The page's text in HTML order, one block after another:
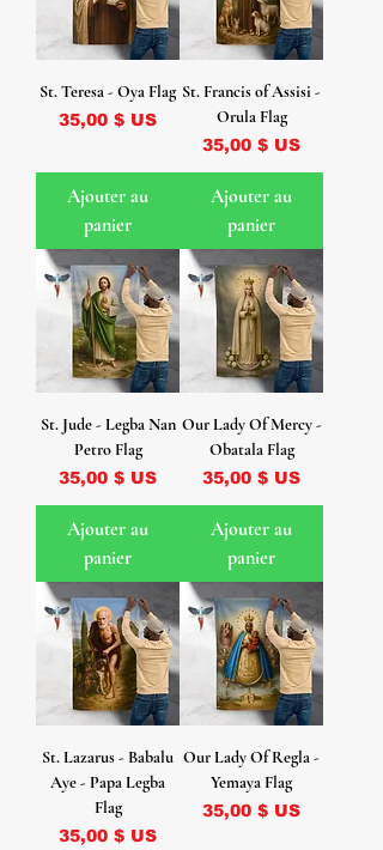
St. Teresa - Oya Flag
Prix
35,00 $ US
Ajouter au
panier
St. Francis of Assisi -
Orula Flag
Prix
35,00 $ US
Ajouter au
panier
St. Jude - Legba Nan
Petro Flag
Prix
35,00 $ US
Ajouter au
panier
Our Lady Of Mercy -
Obatala Flag
Prix
35,00 $ US
Ajouter au
panier
St. Lazarus - Babalu
Aye - Papa Legba
Flag
Prix
35,00 $ US
Our Lady Of Regla -
Yemaya Flag
Prix
35,00 $ US